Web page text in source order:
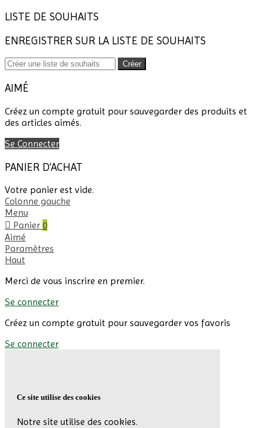
LISTE DE SOUHAITS
ENREGISTRER SUR LA LISTE DE SOUHAITS
Créer
AIMÉ
Créez un compte gratuit pour sauvegarder des produits et
des articles aimés.
Se Connecter
PANIER D'ACHAT
Votre panier est vide.
Colonne gauche
Menu
Panier 0
Aimé
Paramètres
Haut
Merci de vous inscrire en premier.
Se connecter
Créez un compte gratuit pour sauvegarder vos favoris
Se connecter
Ce site utilise des cookies
Notre site utilise des cookies.